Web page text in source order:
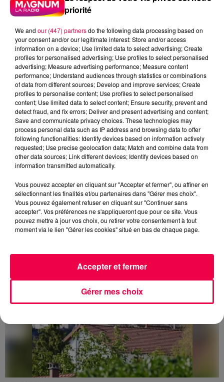
excès de plomb
Du plomb a été détecté dans deux assiettes en
céramique vendues entre 2020 et 2022 par Linvosges.
3 août 2026
PRÉVIFEUX : "il faut avoir une culture du risque"
dans les Vosges
priorité
We and our (447) partnersdo the following data processing based on
your consent and/or our legitimate interest: Store and/or access
information on a device; Use limited data to select advertising; Create
profiles for personalised advertising; Use profiles to select personalised
advertising; Measure advertising performance; Measure content
performance; Understand audiences through statistics or combinations
of data from different sources; Develop and improve services; Create
profiles to personalise content; Use profiles to select personalised
content; Use limited data to select content; Ensure security, prevent and
detect fraud, and fix errors; Deliver and present advertising and content;
Save and communicate privacy choices. These technologies may
process personal data such as IP address and browsing data to offer
following functionalities: Identify devices based on information actively
requested; Use precise geolocation data; Match and combine data from
other data sources; Link different devices; Identify devices based on
information transmitted automatically.
Vous pouvez accepter en cliquant sur "Accepter et fermer", ou affiner en
sélectionnant les finalités et/ou partenaires dans "Gérer mes choix".
Vous pouvez également refuser en cliquant sur "Continuer sans
accepter". Vos préférences ne s'appliqueront que pour ce site. Vous
pouvez mettre à jour vos choix, ou retirer votre consentement à tout
moment via le lien "Gérer les cookies" situé en bas de chaque page.
Gérer mes choix
Accepter et fermer